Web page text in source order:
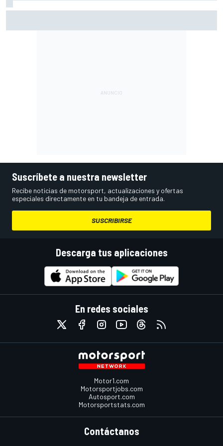
Suscríbete a nuestra newsletter
Recibe noticias de motorsport, actualizaciones y ofertas
especiales directamente en tu bandeja de entrada.
SUSCRIBIRSE
Descarga tus aplicaciones
En redes sociales
Motor1.com
Motorsportjobs.com
Autosport.com
Motorsportstats.com
Contáctanos